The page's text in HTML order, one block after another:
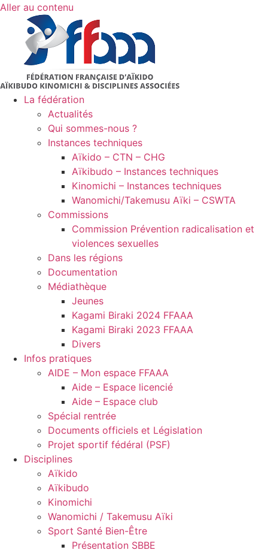
Aller au contenu
La fédération
Actualités
Qui sommes-nous ?
Instances techniques
Aïkido – CTN – CHG
Aïkibudo – Instances techniques
Kinomichi – Instances techniques
Wanomichi/Takemusu Aïki – CSWTA
Commissions
Commission Prévention radicalisation et
violences sexuelles
Dans les régions
Documentation
Médiathèque
Jeunes
Kagami Biraki 2024 FFAAA
Kagami Biraki 2023 FFAAA
Divers
Infos pratiques
AIDE – Mon espace FFAAA
Aide – Espace licencié
Aide – Espace club
Spécial rentrée
Documents officiels et Législation
Projet sportif fédéral (PSF)
Disciplines
Aïkido
Aïkibudo
Kinomichi
Wanomichi / Takemusu Aïki
Sport Santé Bien-Être
Présentation SBBE